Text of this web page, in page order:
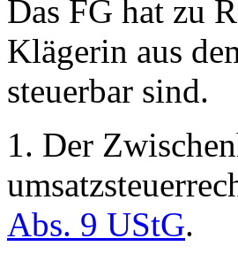
Das FG hat zu
Klägerin aus
steuerbar sind.
1. Der
Abs. 9 UStG.